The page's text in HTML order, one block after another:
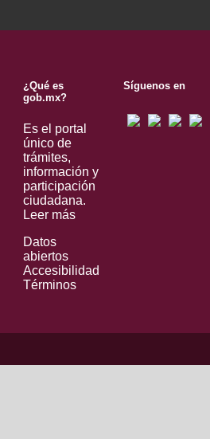
¿Qué es
gob.mx?
Es el portal
único de
trámites,
información y
participación
ciudadana.
Leer más
Datos
abiertos
Accesibilidad
Términos
Síguenos en